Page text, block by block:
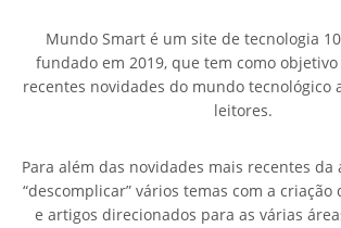
Mundo Smart é um site de tecnologia
fundado em 2019, que tem como
recentes novidades do mundo tecnológico
leitores.
Para além das novidades mais recentes da
“descomplicar” vários temas com a criação
e artigos direcionados para as várias